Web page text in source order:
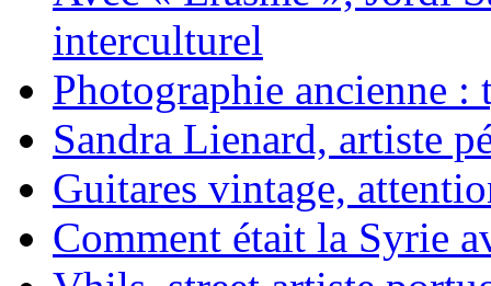
interculturel
Photographie ancienne :
Sandra Lienard, artiste
Guitares vintage,
Comment était la Syrie